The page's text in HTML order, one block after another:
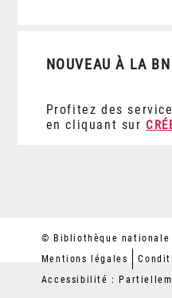
NOUVEAU À LA
Profitez des
en cliquant sur
© Bibliothèque nationale
Mentions légales
Accessibilité :